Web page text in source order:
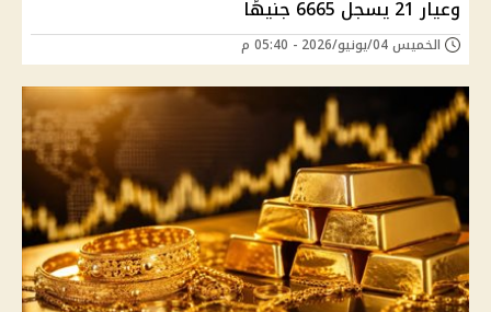
وعيار 21 يسجل 6665 جنيهًا
الخميس 04/يونيو/2026 - 05:40 م